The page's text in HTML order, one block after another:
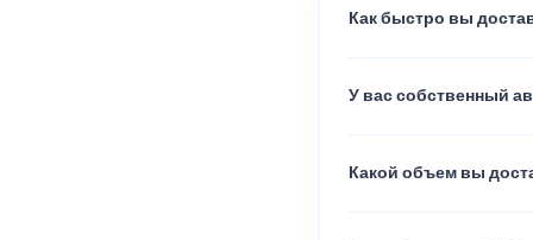
Как быстро вы
У вас собственный
Какой объем вы